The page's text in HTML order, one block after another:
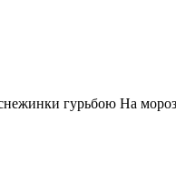
гурьбою На